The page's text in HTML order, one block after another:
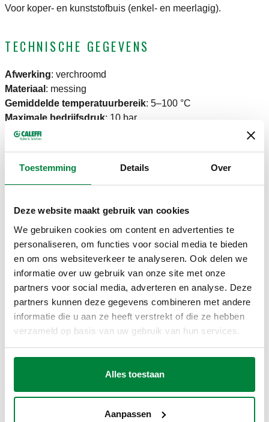
Toestemming Details Over
Deze website maakt gebruik van cookies
We gebruiken cookies om content en advertenties te
personaliseren, om functies voor social media te bieden
en om ons websiteverkeer te analyseren. Ook delen we
informatie over uw gebruik van onze site met onze
partners voor social media, adverteren en analyse. Deze
partners kunnen deze gegevens combineren met andere
informatie die u aan ze heeft verstrekt of die ze hebben
verzameld op basis van uw gebruik van hun services.
Alles toestaan
Aanpassen
Voor koper- en kunststofbuis (enkel- en meerlagig).
TECHNISCHE GEGEVENS
Afwerking: verchroomd
Materiaal : messing
Gemiddelde temperatuurbereik: 5–100 °C
Maximale bedrijfsdruk: 10 bar
TEKENINGEN EN SPECIFICATIES
338302
G 3/8" A (ISO
228-1) M
ingang,
haakse
aansluiting
23 p. 1,5
einduitgang,
haakse
aansluiting
2,22
m³/h
3D-modellen